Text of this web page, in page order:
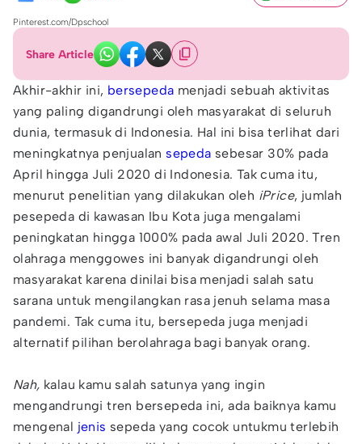
Pinterest.com/Dpschool
Share Article
Akhir-akhir ini, bersepeda menjadi sebuah aktivitas
yang paling digandrungi oleh masyarakat di seluruh
dunia, termasuk di Indonesia. Hal ini bisa terlihat dari
meningkatnya penjualan sepeda sebesar 30% pada
April hingga Juli 2020 di Indonesia. Tak cuma itu,
menurut penelitian yang dilakukan oleh iPrice, jumlah
pesepeda di kawasan Ibu Kota juga mengalami
peningkatan hingga 1000% pada awal Juli 2020. Tren
olahraga menggowes ini banyak digandrungi oleh
masyarakat karena dinilai bisa menjadi salah satu
sarana untuk mengilangkan rasa jenuh selama masa
pandemi. Tak cuma itu, bersepeda juga menjadi
alternatif pilihan berolahraga bagi banyak orang.
Nah, kalau kamu salah satunya yang ingin
mengandrungi tren bersepeda ini, ada baiknya kamu
mengenal jenis sepeda yang cocok untukmu terlebih